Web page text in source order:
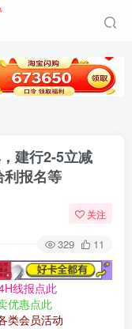
建行2-5立减
利报名等
关注
329 11
线报点此
优惠点此
类会员活动